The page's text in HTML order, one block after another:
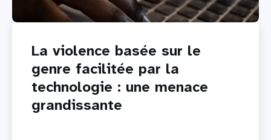
La violence basée sur le
genre facilitée par la
technologie : une menace
grandissante